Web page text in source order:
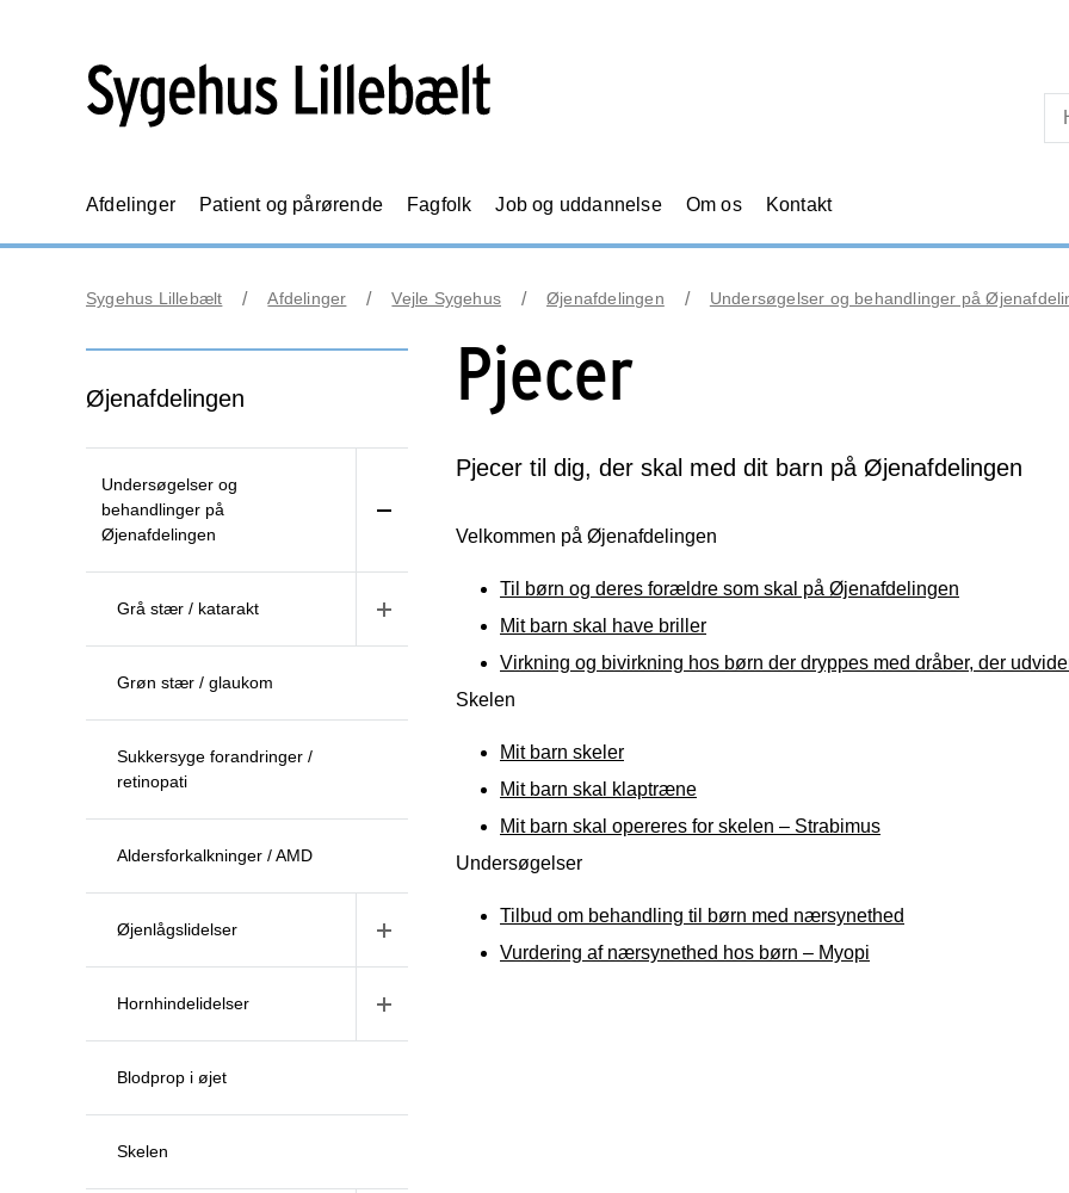
Afdelinger Patient og pårørende Fagfolk Job og uddannelse Om os Kontakt
Sygehus Lillebælt Afdelinger Vejle Sygehus Øjenafdelingen Undersøgelser og behandlinger på
Øjenafdelingen
Undersøgelser og
behandlinger på
Øjenafdelingen
Grå stær / katarakt
Grøn stær / glaukom
Sukkersyge forandringer /
retinopati
Aldersforkalkninger / AMD
Øjenlågslidelser
Hornhindelidelser
Blodprop i øjet
Skelen
Pjecer
Pjecer til dig, der skal med dit barn på Øjenafdelingen
Velkommen på Øjenafdelingen
Til børn og deres forældre som skal på Øjenafdelingen
Mit barn skal have briller
Virkning og bivirkning hos børn der dryppes med dråber, der
Skelen
Mit barn skeler
Mit barn skal klaptræne
Mit barn skal opereres for skelen – Strabimus
Undersøgelser
Tilbud om behandling til børn med nærsynethed
Vurdering af nærsynethed hos børn – Myopi